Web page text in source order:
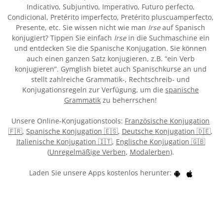
Indicativo, Subjuntivo, Imperativo, Futuro perfecto,
Condicional, Pretérito imperfecto, Pretérito pluscuamperfecto,
Presente, etc. Sie wissen nicht wie man Irseauf Spanisch
konjugiert? Tippen Sie einfach Irsein die Suchmaschine ein
und entdecken Sie die Spanische Konjugation. Sie können
auch einen ganzen Satz konjugieren, z.B. “ein Verb
konjugieren”. Gymglish bietet auch Spanischkurse an und
stellt zahlreiche Grammatik-, Rechtschreib- und
Konjugationsregeln zur Verfügung, um die spanische
Grammatik zu beherrschen!
Unsere Online-Konjugationstools: Französische Konjugation
🇫🇷, Spanische Konjugation 🇪🇸, Deutsche Konjugation 🇩🇪,
Italienische Konjugation 🇮🇹, Englische Konjugation 🇬🇧
(Unregelmäßige Verben, Modalerben).
Laden Sie unsere Apps kostenlos herunter: